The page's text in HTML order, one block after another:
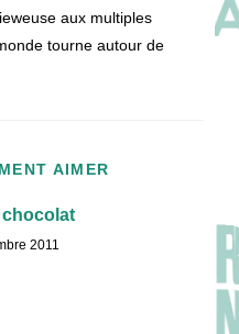
aux multiples
tourne autour de
AIMER
chocolat
2011